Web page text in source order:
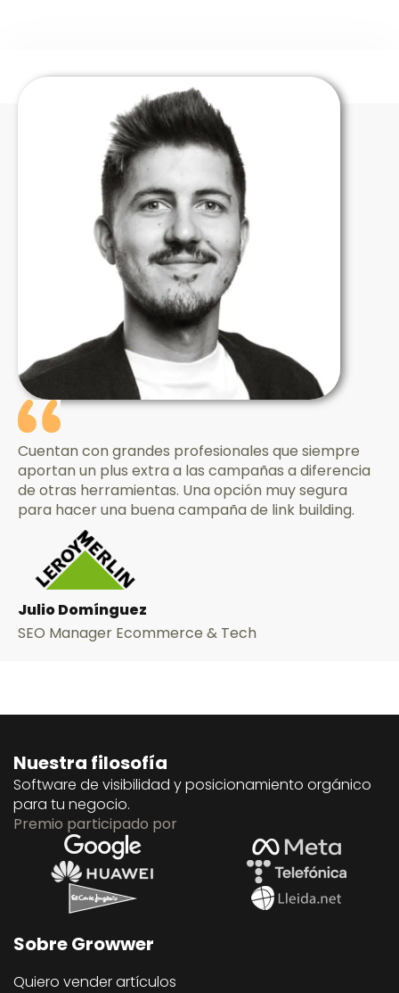
Cuentan con grandes profesionales que siempre
aportan un plus extra a las campañas a diferencia
de otras herramientas. Una opción muy segura
para hacer una buena campaña de link building.
Julio Domínguez
SEO Manager Ecommerce & Tech
Nuestra filosofía
Software de visibilidad y posicionamiento orgánico
para tu negocio.
Premio participado por
Sobre Growwer
Quiero vender artículos